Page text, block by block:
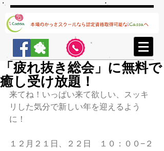
「疲れ抜き総会」に無料で
癒し受け放題！
来てね！いっぱい来て欲しい、スッキ
リした気分で新しい年を迎えるよう
に！
１２月２１日、２２日　１０：００−２